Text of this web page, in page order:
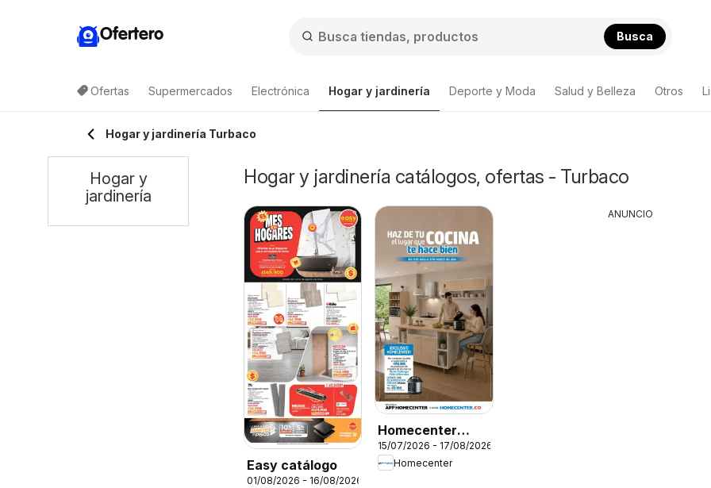
Ofertero Busca
Ofertas Supermercados Electrónica Hogar y jardinería Deporte y Moda Salud y Belleza Otros
Hogar y jardinería Turbaco
Hogar y jardinería catálogos, ofertas - Turbaco
Easy catálogo
01/08/2026 - 16/08/2026
Homecenter
catálogo
15/07/2026 - 17/08/2026
Homecenter
ANUNCIO
Hogar y
jardinería